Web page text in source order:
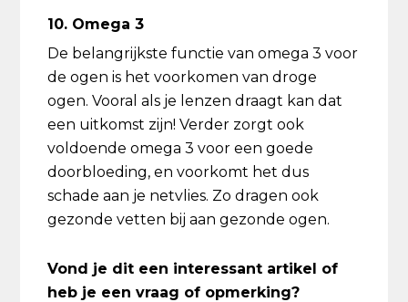
10. Omega 3
De belangrijkste functie van omega 3 voor
de ogen is het voorkomen van droge
ogen. Vooral als je lenzen draagt kan dat
een uitkomst zijn! Verder zorgt ook
voldoende omega 3 voor een goede
doorbloeding, en voorkomt het dus
schade aan je netvlies. Zo dragen ook
gezonde vetten bij aan gezonde ogen.
Vond je dit een interessant artikel of
heb je een vraag of opmerking?